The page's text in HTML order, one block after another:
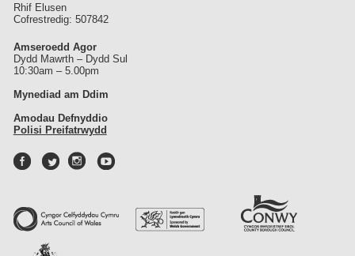
Rhif Elusen
Cofrestredig: 507842
Amseroedd Agor
Dydd Mawrth – Dydd Sul
10:30am – 5.00pm
Mynediad am Ddim
Amodau Defnyddio
Polisi Preifatrwydd